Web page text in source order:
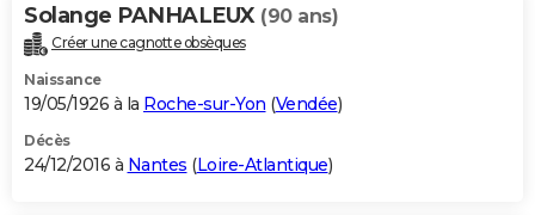
Solange PANHALEUX (90 ans)
Créer une cagnotte obsèques
Naissance
19/05/1926 à la Roche-sur-Yon (Vendée)
Décès
24/12/2016 à Nantes (Loire-Atlantique)